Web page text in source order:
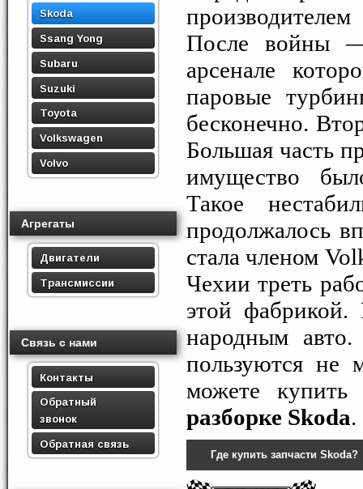
Skoda
Ssang Yong
Subaru
Suzuki
Toyota
Volkswagen
Volvo
Агрегаты
Двигатели
Трансмиссии
Связь с нами
Контакты
Обратный
звонок
Обратная связь
После войны —
арсенале
паровые
бесконечно.
Большая часть
имущество
Такое
продолжалось
стала членом
Чехии треть
этой фабрикой.
народным
пользуются не
можете купить
разборке Skoda.
Где купить запчасти Skoda?